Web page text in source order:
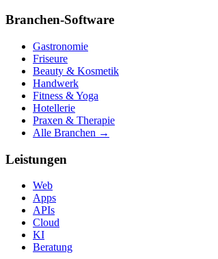
Branchen-Software
Gastronomie
Friseure
Beauty & Kosmetik
Handwerk
Fitness & Yoga
Hotellerie
Praxen & Therapie
Alle Branchen →
Leistungen
Web
Apps
APIs
Cloud
KI
Beratung